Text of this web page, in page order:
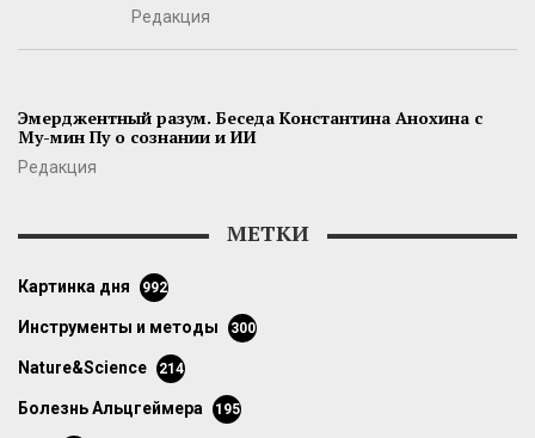
Редакция
Эмерджентный разум. Беседа Константина Анохина с
Му-мин Пу о сознании и ИИ
Редакция
МЕТКИ
картинка дня 992
инструменты и методы 300
Nature&Science 214
болезнь Альцгеймера 195